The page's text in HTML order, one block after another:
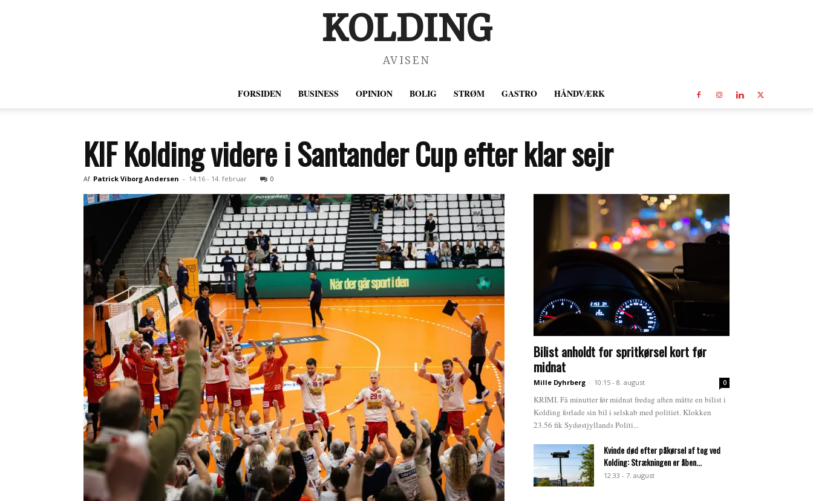
KOLDING
AVISEN
FORSIDEN BUSINESS OPINION BOLIG STRØM GASTRO HÅNDVÆRK
KIF Kolding videre i Santander Cup efter klar sejr
Af Patrick Viborg Andersen - 14:16 - 14. februar 0
Bilist anholdt for spritkørsel kort før
midnat
Mille Dyhrberg - 10:15 - 8. august 0
KRIMI. Få minutter før midnat fredag aften måtte en bilist i
Kolding forlade sin bil i selskab med politiet. Klokken
23.56 fik Sydøstjyllands Politi...
Kvinde død efter påkørsel af tog ved
Kolding: Strækningen er åben...
12:33 - 7. august